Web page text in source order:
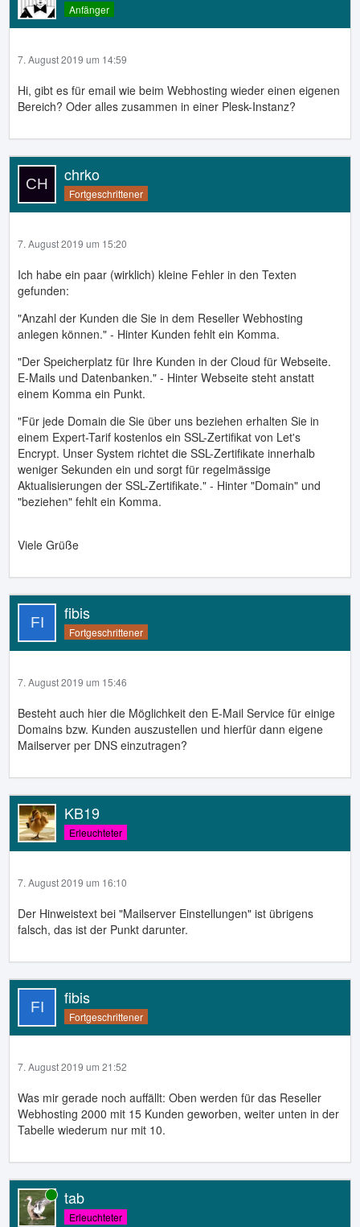
Anfänger
7. August 2019 um 14:59
Hi, gibt es für email wie beim Webhosting wieder einen eigenen
Bereich? Oder alles zusammen in einer Plesk-Instanz?
chrko
Fortgeschrittener
7. August 2019 um 15:20
Ich habe ein paar (wirklich) kleine Fehler in den Texten
gefunden:
"Anzahl der Kunden die Sie in dem Reseller Webhosting
anlegen können." - Hinter Kunden fehlt ein Komma.
"Der Speicherplatz für Ihre Kunden in der Cloud für Webseite.
E-Mails und Datenbanken." - Hinter Webseite steht anstatt
einem Komma ein Punkt.
"Für jede Domain die Sie über uns beziehen erhalten Sie in
einem Expert-Tarif kostenlos ein SSL-Zertifikat von Let's
Encrypt. Unser System richtet die SSL-Zertifikate innerhalb
weniger Sekunden ein und sorgt für regelmässige
Aktualisierungen der SSL-Zertifikate." - Hinter "Domain" und
"beziehen" fehlt ein Komma.
Viele Grüße
fibis
Fortgeschrittener
7. August 2019 um 15:46
Besteht auch hier die Möglichkeit den E-Mail Service für einige
Domains bzw. Kunden auszustellen und hierfür dann eigene
Mailserver per DNS einzutragen?
KB19
Erleuchteter
7. August 2019 um 16:10
Der Hinweistext bei "Mailserver Einstellungen" ist übrigens
falsch, das ist der Punkt darunter.
fibis
Fortgeschrittener
7. August 2019 um 21:52
Was mir gerade noch auffällt: Oben werden für das Reseller
Webhosting 2000 mit 15 Kunden geworben, weiter unten in der
Tabelle wiederum nur mit 10.
tab
Online
Erleuchteter